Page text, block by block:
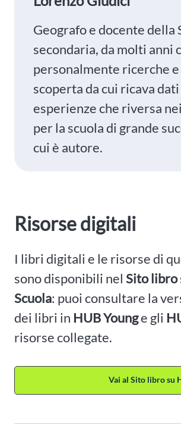
Geografo e docente della
secondaria, da molti anni
personalmente ricerche
scoperta da cui ricava
esperienze che riversa
per la scuola di grande
cui è autore.
Risorse digitali
I libri digitali e le risorse di
sono disponibili nel Sito libro
Scuola: puoi consultare la
dei libri in HUB Younge gli
risorse collegate.
Vai al Sito libro su